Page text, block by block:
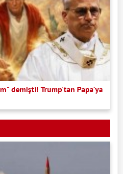
demişti! Trump'tan Papa'ya